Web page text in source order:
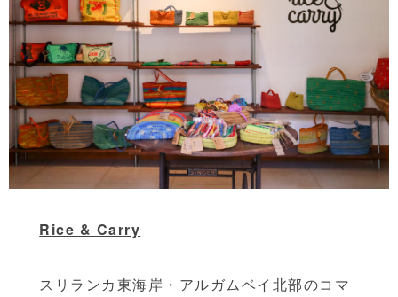
Rice & Carry
スリランカ東海岸・アルガムベイ北部のコマ